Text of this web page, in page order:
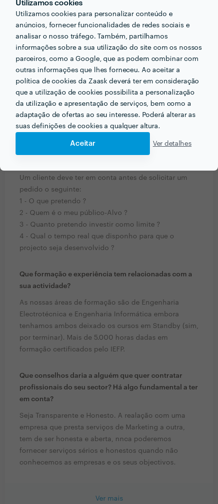
Utilizamos cookies
Utilizamos cookies para personalizar conteúdo e
anúncios, fornecer funcionalidades de redes sociais e
analisar o nosso tráfego. Também, partilhamos
informações sobre a sua utilização do site com os nossos
parceiros, como a Google, que as podem combinar com
outras informações que lhes forneceu. Ao aceitar a
política de cookies da Zaask deverá ter em consideração
que a utilização de cookies possibilita a personalização
da utilização e apresentação de serviços, bem como a
adaptação de ofertas ao seu interesse. Poderá alterar as
suas definições de cookies a qualquer altura.
Aceitar Ver detalhes
PERGUNTAS E RESPOSTAS
Um cliente deve ter em conta antes de solicitar um
pedido o seguinte:
1 - O que pretendo ?
2 - Quem é o meu público-Alvo ?
3 - Quanto pretendo investir como limite ?
4 - Qual o tempo real que disponho para que o
projecto seja desenvolvido ?
Que formação e experiência tem relacionadas com a
sua actividade?
As nossas áreas de formação são de Engenharia
Electrotécnica e Engenharia Informática embora
tenhamos ambos deixado os cursos em Standby (sim,
por terminar). Mais de 5.000 horas dadas em
formação certificados pelo IEFP.
Que conselhos daria a alguém que quer contratar
profissionais do seu sector? Há algo fundamental a ter
em conta?
Seja Transparente e Honesto. A realação com uma
empresa que presta serviços de Marketing a outra,
tem de ser honesta e aberta, nnca poderemos
fornecer serviços sérios e honestos quando não
conhecemos as empresas e os seus objectivos.
Ver mais